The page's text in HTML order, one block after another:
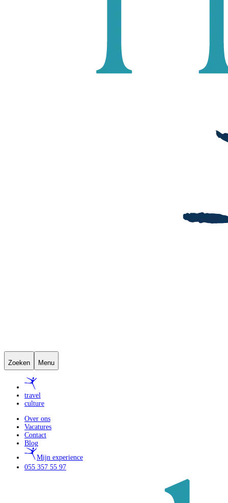
Zoeken Menu
travel
culture
Over ons
Vacatures
Contact
Blog
Mijn experience
055 357 55 97